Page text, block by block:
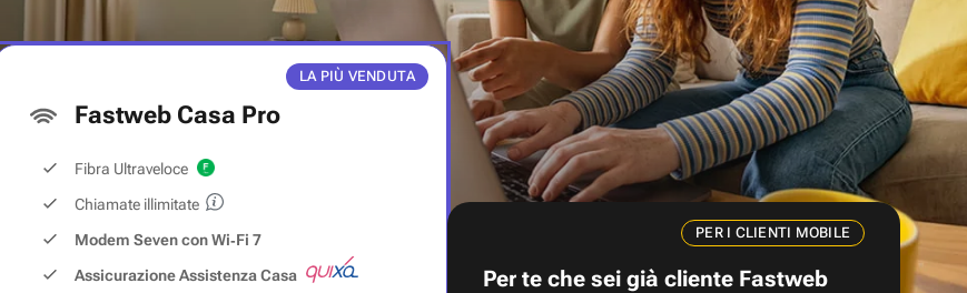
LA PIÙ VENDUTA
Fastweb Casa Pro
Fibra Ultraveloce
Chiamate illimitate
Modem Seven con Wi‑Fi 7
Assicurazione Assistenza Casa
PER I CLIENTI MOBILE
Per te che sei già cliente Fastweb